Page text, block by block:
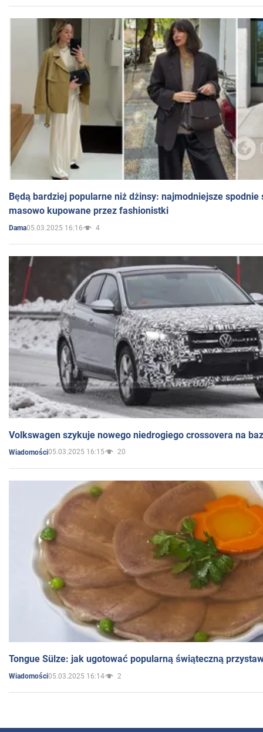
Będą bardziej popularne niż dżinsy: najmodniejsze spodnie
masowo kupowane przez fashionistki
Dama05.03.2025 16:16 4
Volkswagen szykuje nowego niedrogiego crossovera na
Wiadomości05.03.2025 16:15 20
Tongue Sülze: jak ugotować popularną świąteczną
Wiadomości05.03.2025 16:14 2